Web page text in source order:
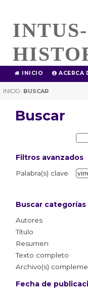
INICIO ACERCA
INICIO | BUSCAR
Buscar
Filtros avanzados
Palabra(s) clave
Buscar categorías
Autores
Título
Resumen
Texto completo
Archivo(s)
Fecha de